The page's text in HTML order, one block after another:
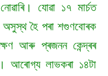
যোৱা ১৭ মাৰ্চত
অসুস্থ হৈ পৰা শগুণবোৰক
আৰু প্ৰজনন কেন্দ্ৰৰ
আৰোগ্য লাভকৰা ১৪টা